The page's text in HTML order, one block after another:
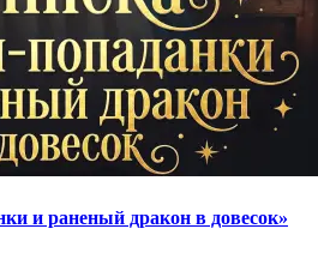
и раненый дракон в довесок»